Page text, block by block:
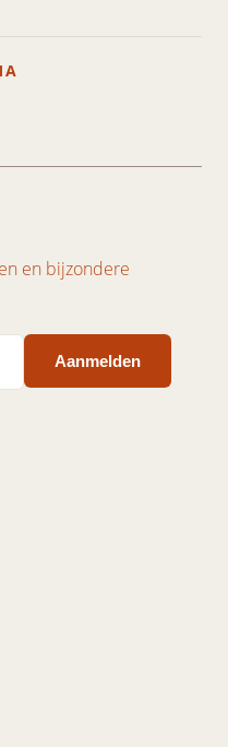
en bijzondere